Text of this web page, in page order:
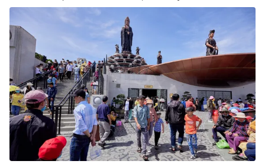
Video Shorts video
VTV Money VTV Thể thao
VTV Sức khoẻ Bất động sản
Thị trường 24h Tấm lòng Việt